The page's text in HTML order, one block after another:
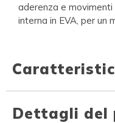
aderenza e
interna in EVA, per un
Dettagli del